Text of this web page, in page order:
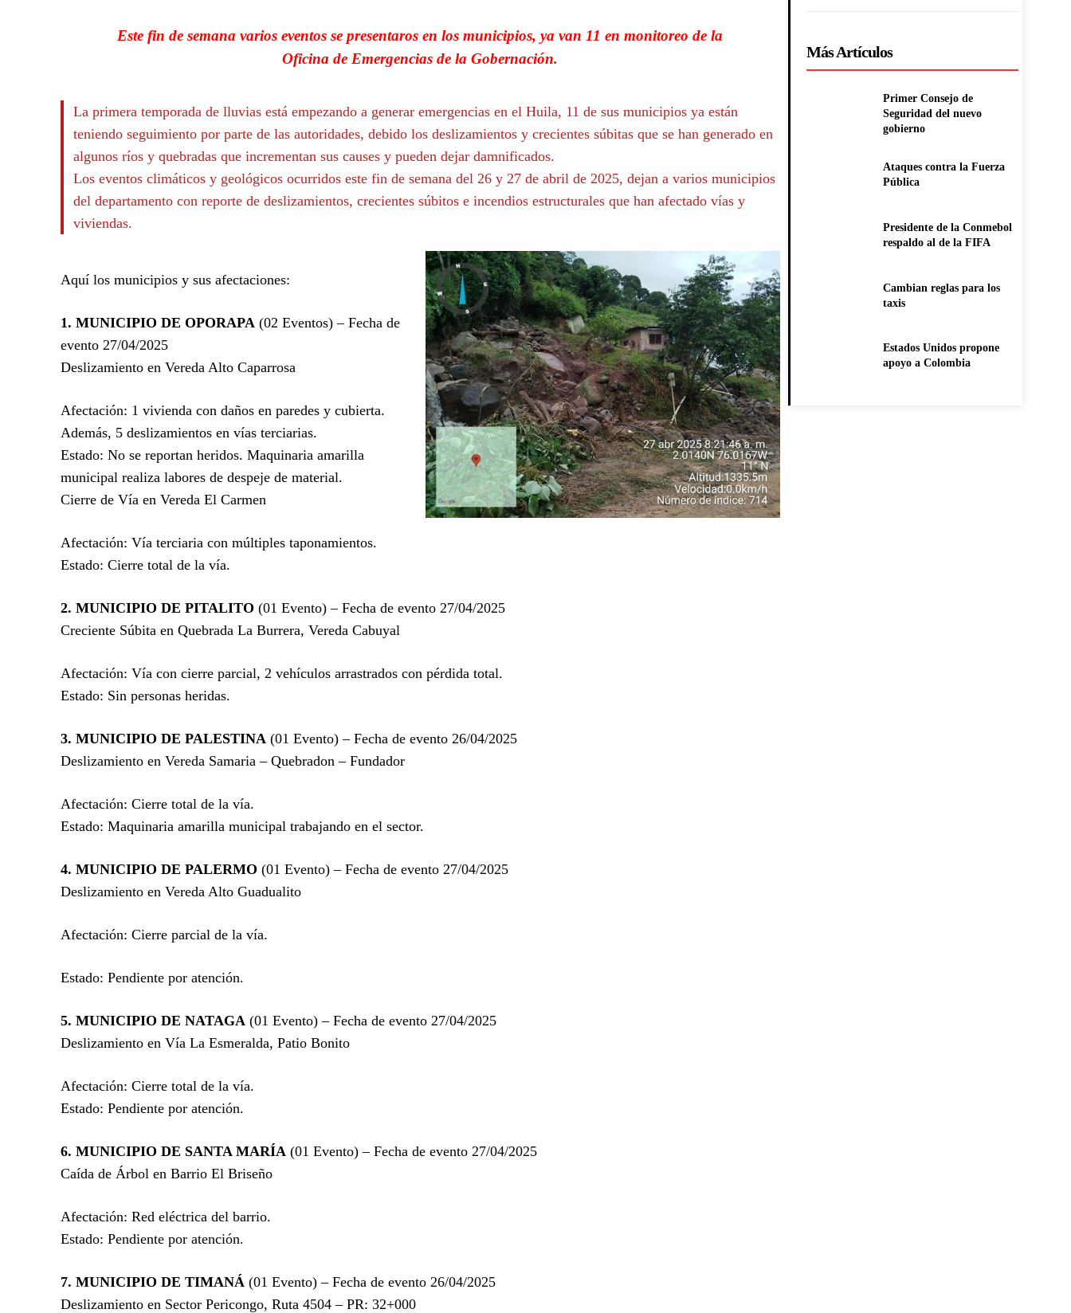
Este fin de semana varios eventos se presentaros en los municipios, ya van 11 en monitoreo de la
Oficina de Emergencias de la Gobernación.
La primera temporada de lluvias está empezando a generar emergencias en el Huila, 11 de sus municipios ya están
teniendo seguimiento por parte de las autoridades, debido los deslizamientos y crecientes súbitas que se han generado en
algunos ríos y quebradas que incrementan sus causes y pueden dejar damnificados.
Los eventos climáticos y geológicos ocurridos este fin de semana del 26 y 27 de abril de 2025, dejan a varios municipios
del departamento con reporte de deslizamientos, crecientes súbitos e incendios estructurales que han afectado vías y
viviendas.
Aquí los municipios y sus afectaciones:
1. MUNICIPIO DE OPORAPA (02 Eventos) – Fecha de
evento 27/04/2025
Deslizamiento en Vereda Alto Caparrosa
Afectación: 1 vivienda con daños en paredes y cubierta.
Además, 5 deslizamientos en vías terciarias.
Estado: No se reportan heridos. Maquinaria amarilla
municipal realiza labores de despeje de material.
Cierre de Vía en Vereda El Carmen
Afectación: Vía terciaria con múltiples taponamientos.
Estado: Cierre total de la vía.
2. MUNICIPIO DE PITALITO (01 Evento) – Fecha de evento 27/04/2025
Creciente Súbita en Quebrada La Burrera, Vereda Cabuyal
Afectación: Vía con cierre parcial, 2 vehículos arrastrados con pérdida total.
Estado: Sin personas heridas.
3. MUNICIPIO DE PALESTINA (01 Evento) – Fecha de evento 26/04/2025
Deslizamiento en Vereda Samaria – Quebradon – Fundador
Afectación: Cierre total de la vía.
Estado: Maquinaria amarilla municipal trabajando en el sector.
4. MUNICIPIO DE PALERMO (01 Evento) – Fecha de evento 27/04/2025
Deslizamiento en Vereda Alto Guadualito
Afectación: Cierre parcial de la vía.
Estado: Pendiente por atención.
5. MUNICIPIO DE NATAGA (01 Evento) – Fecha de evento 27/04/2025
Deslizamiento en Vía La Esmeralda, Patio Bonito
Afectación: Cierre total de la vía.
Estado: Pendiente por atención.
6. MUNICIPIO DE SANTA MARÍA (01 Evento) – Fecha de evento 27/04/2025
Caída de Árbol en Barrio El Briseño
Afectación: Red eléctrica del barrio.
Estado: Pendiente por atención.
7. MUNICIPIO DE TIMANÁ (01 Evento) – Fecha de evento 26/04/2025
Deslizamiento en Sector Pericongo, Ruta 4504 – PR: 32+000
Más Artículos
Primer Consejo de
Seguridad del nuevo
gobierno
Ataques contra la Fuerza
Pública
Presidente de la Conmebol
respaldo al de la FIFA
Cambian reglas para los
taxis
Estados Unidos propone
apoyo a Colombia